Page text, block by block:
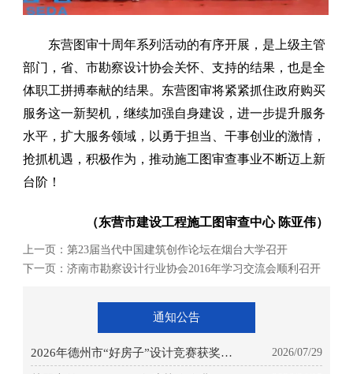
东营图审十周年系列活动的有序开展，是上级主管
部门，省、市勘察设计协会关怀、支持的结果，也是全
体职工拼搏奉献的结果。东营图审将紧紧抓住政府购买
服务这一新契机，继续加强自身建设，进一步提升服务
水平，扩大服务领域，以勇于担当、干事创业的激情，
抢抓机遇，积极作为，推动施工图审查事业不断迈上新
台阶！
（东营市建设工程施工图审查中心 陈亚伟）
上一页： 第23届当代中国建筑创作论坛在烟台大学召开
下一页： 济南市勘察设计行业协会2016年学习交流会顺利召开
通知公告
2026年德州市“好房子”设计竞赛获奖项
目公示
2026/07/29